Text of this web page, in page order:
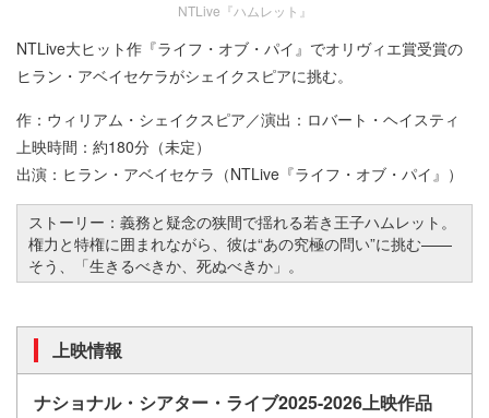
NTLive『ハムレット』
NTLive大ヒット作『ライフ・オブ・パイ』でオリヴィエ賞受賞の
ヒラン・アベイセケラがシェイクスピアに挑む。
作：ウィリアム・シェイクスピア／演出：ロバート・ヘイスティ
上映時間：約180分（未定）
出演：ヒラン・アベイセケラ（NTLive『ライフ・オブ・パイ』）
ストーリー：義務と疑念の狭間で揺れる若き王子ハムレット。
権力と特権に囲まれながら、彼は“あの究極の問い”に挑む——
そう、「生きるべきか、死ぬべきか」。
上映情報
ナショナル・シアター・ライブ2025-2026上映作品